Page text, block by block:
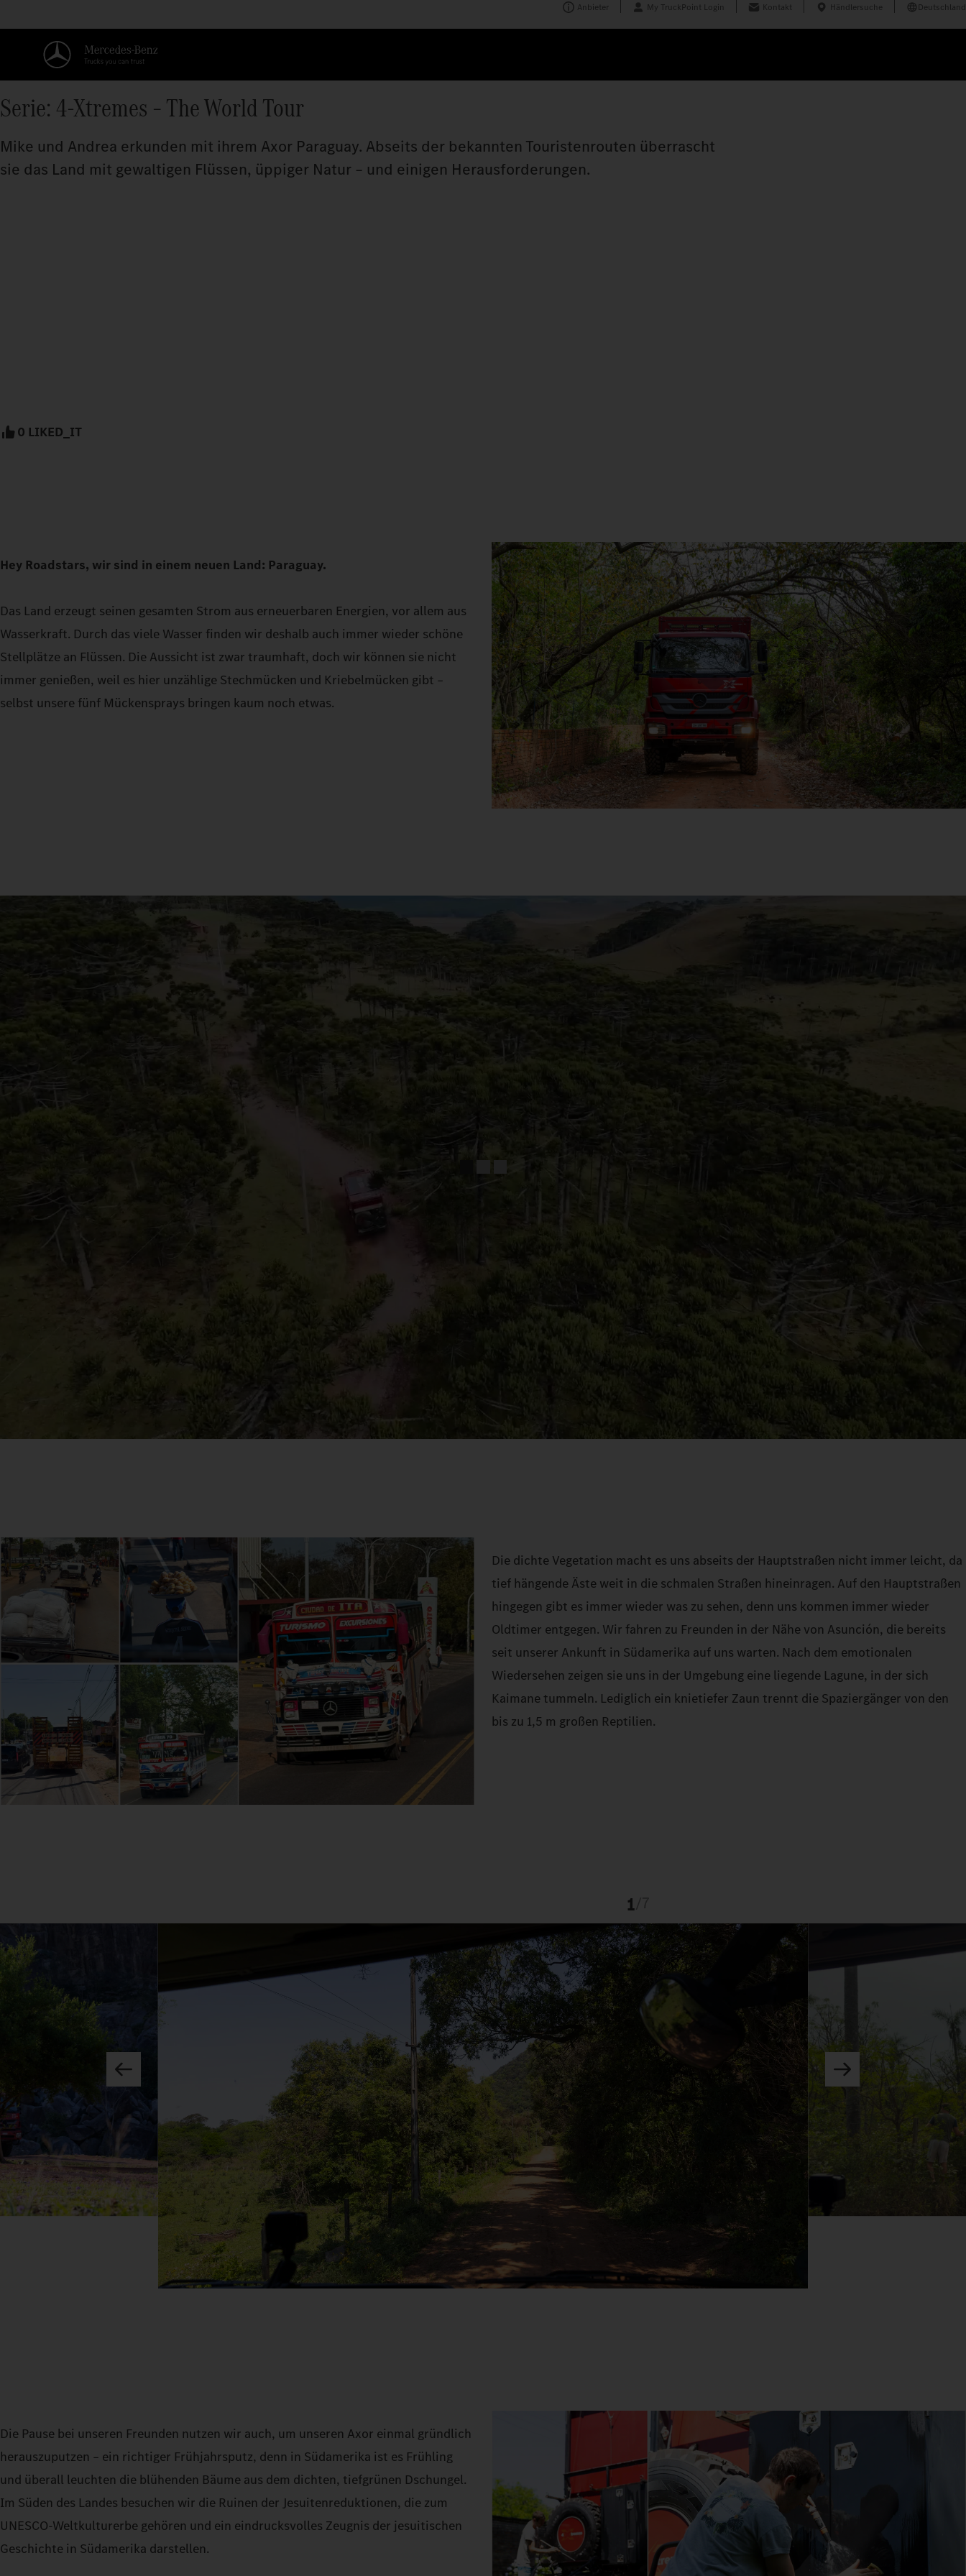
Anbieter My TruckPoint Login Kontakt Händlersuche Deutschland
Serie: 4-Xtremes – The World Tour
Mike und Andrea erkunden mit ihrem Axor Paraguay. Abseits der bekannten Touristenrouten überrascht
sie das Land mit gewaltigen Flüssen, üppiger Natur – und einigen Herausforderungen.
0 LIKED_IT
Hey Roadstars, wir sind in einem neuen Land: Paraguay.
Das Land erzeugt seinen gesamten Strom aus erneuerbaren Energien, vor allem aus
Wasserkraft. Durch das viele Wasser finden wir deshalb auch immer wieder schöne
Stellplätze an Flüssen. Die Aussicht ist zwar traumhaft, doch wir können sie nicht
immer genießen, weil es hier unzählige Stechmücken und Kriebelmücken gibt –
selbst unsere fünf Mückensprays bringen kaum noch etwas.
Die dichte Vegetation macht es uns abseits der Hauptstraßen nicht immer leicht, da
tief hängende Äste weit in die schmalen Straßen hineinragen. Auf den Hauptstraßen
hingegen gibt es immer wieder was zu sehen, denn uns kommen immer wieder
Oldtimer entgegen. Wir fahren zu Freunden in der Nähe von Asunción, die bereits
seit unserer Ankunft in Südamerika auf uns warten. Nach dem emotionalen
Wiedersehen zeigen sie uns in der Umgebung eine liegende Lagune, in der sich
Kaimane tummeln. Lediglich ein knietiefer Zaun trennt die Spaziergänger von den
bis zu 1,5 m großen Reptilien.
1
Die Pause bei unseren Freunden nutzen wir auch, um unseren Axor einmal gründlich
herauszuputzen – ein richtiger Frühjahrsputz, denn in Südamerika ist es Frühling
und überall leuchten die blühenden Bäume aus dem dichten, tiefgrünen Dschungel.
Im Süden des Landes besuchen wir die Ruinen der Jesuitenreduktionen, die zum
UNESCO-Weltkulturerbe gehören und ein eindrucksvolles Zeugnis der jesuitischen
Geschichte in Südamerika darstellen.